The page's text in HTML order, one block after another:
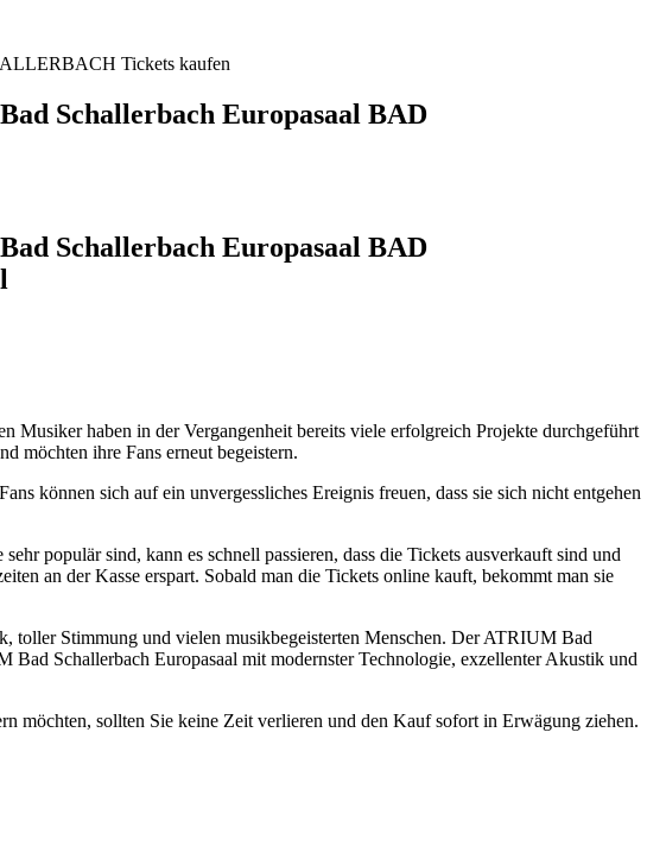
Tickets kaufen
Schallerbach Europasaal BAD
Schallerbach Europasaal BAD
haben in der Vergangenheit bereits viele erfolgreich Projekte durchgeführt
möchten ihre Fans erneut begeistern.
können sich auf ein unvergessliches Ereignis freuen, dass sie sich nicht entgehen
populär sind, kann es schnell passieren, dass die Tickets ausverkauft sind und
an der Kasse erspart. Sobald man die Tickets online kauft, bekommt man sie
toller Stimmung und vielen musikbegeisterten Menschen. Der ATRIUM Bad
Schallerbach Europasaal mit modernster Technologie, exzellenter Akustik und
möchten, sollten Sie keine Zeit verlieren und den Kauf sofort in Erwägung ziehen.